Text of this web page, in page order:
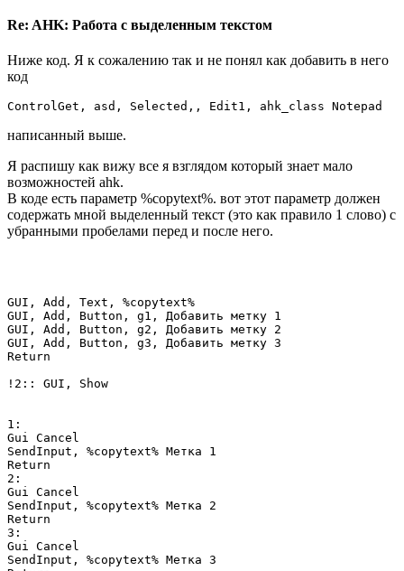
Re: AHK: Работа с выделенным текстом
Ниже код. Я к сожалению так и не понял как добавить в него
код
ControlGet, asd, Selected,, Edit1, ahk_class Notepad
написанный выше.
Я распишу как вижу все я взглядом который знает мало
возможностей ahk.
В коде есть параметр %copytext%. вот этот параметр должен
содержать мной выделенный текст (это как правило 1 слово) с
убранными пробелами перед и после него.
GUI, Add, Text, %copytext%
GUI, Add, Button, g1, Добавить метку 1
GUI, Add, Button, g2, Добавить метку 2
GUI, Add, Button, g3, Добавить метку 3
Return
!2:: GUI, Show
1:
Gui Cancel
SendInput, %copytext% Метка 1
Return
2:
Gui Cancel
SendInput, %copytext% Метка 2
Return
3:
Gui Cancel
SendInput, %copytext% Метка 3